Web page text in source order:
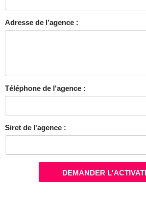
Adresse de l’agence :
Téléphone de l'agence :
Siret de l'agence :
DEMANDER